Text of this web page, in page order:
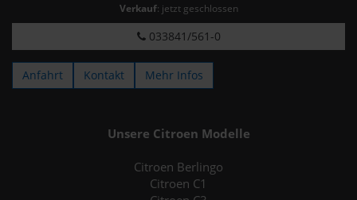
Verkauf: jetzt geschlossen
033841/561-0
Anfahrt Kontakt Mehr Infos
Unsere Citroen Modelle
Citroen Berlingo
Citroen C1